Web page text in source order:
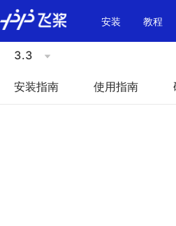
\u200E
安装
教程
3.3
安装指南 使用指南